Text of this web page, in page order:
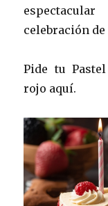
celebración
Pide tu
rojo aquí.